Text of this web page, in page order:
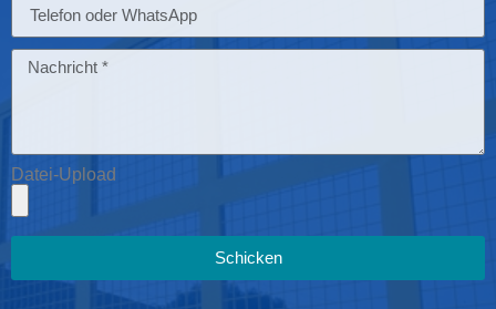
Datei-Upload
Schicken